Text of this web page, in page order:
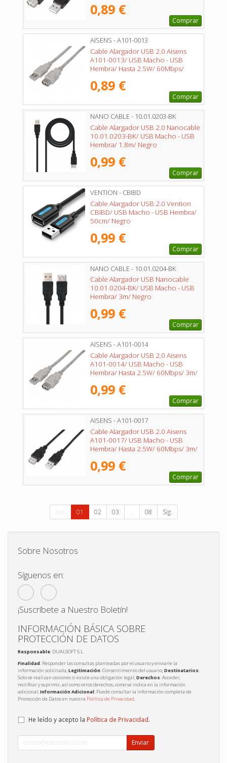
0,89 €
Comprar
AISENS - A101-0013
Cable Alargador USB 2.0 Aisens
A101-0013/ USB Macho - USB
Hembra/ Hasta 2.5W/ 60Mbps/
0,89 €
Comprar
NANO CABLE - 10.01.0203-BK
Cable Alargador USB 2.0 Nanocable
10.01.0203-BK/ USB Macho - USB
Hembra/ 1.8m/ Negro
0,99 €
Comprar
VENTION - CBIBD
Cable Alargador USB 2.0 Vention
CBIBD/ USB Macho - USB Hembra/
50cm/ Negro
0,99 €
Comprar
NANO CABLE - 10.01.0204-BK
Cable Alargador USB Nanocable
10.01.0204-BK/ USB Macho - USB
Hembra/ 3m/ Negro
0,99 €
Comprar
AISENS - A101-0014
Cable Alargador USB 2.0 Aisens
A101-0014/ USB Macho - USB
Hembra/ Hasta 2.5W/ 60Mbps/ 3m/
0,99 €
Comprar
AISENS - A101-0017
Cable Alargador USB 2.0 Aisens
A101-0017/ USB Macho - USB
Hembra/ Hasta 2.5W/ 60Mbps/ 3m/
0,99 €
Comprar
Ant. 01 02 03 ... 08 Sig.
Sobre Nosotros
Síguenos en:
¡Suscríbete a Nuestro Boletín!
INFORMACIÓN BÁSICA SOBRE
PROTECCIÓN DE DATOS
Responsable: DUALSOFT S.L.
Finalidad: Responder las consultas planteadas por el usuario y enviarle la
información solicitada;Legitimación: Consentimiento del usuario;Destinatarios:
Solo se realizan cesiones si existe una obligación legal;Derechos: Acceder,
rectificar y suprimir, así como otros derechos, como se indica en la información
adicional;Información Adicional: Puede consultar la información completa de
Protección de Datos en nuestra Política de Privacidad.
He leído y acepto la Política de Privacidad.
Enviar